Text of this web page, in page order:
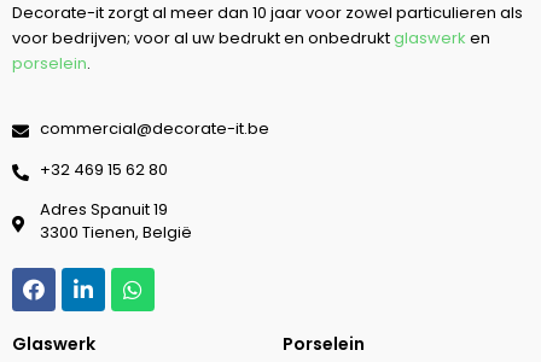
Decorate-it zorgt al meer dan 10 jaar voor zowel particulieren als
voor bedrijven; voor al uw bedrukt en onbedruktglaswerk en
porselein.
commercial@decorate-it.be
‭+32 469 15 62 80‬
Adres Spanuit 19
3300 Tienen, België
Glaswerk Porselein